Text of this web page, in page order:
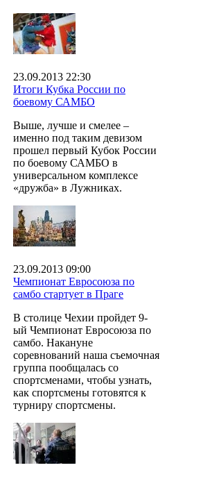
23.09.2013 22:30
Итоги Кубка России по
боевому САМБО
Выше, лучше и смелее –
именно под таким девизом
прошел первый Кубок России
по боевому САМБО в
универсальном комплексе
«дружба» в Лужниках.
23.09.2013 09:00
Чемпионат Евросоюза по
самбо стартует в Праге
В столице Чехии пройдет 9-
ый Чемпионат Евросоюза по
самбо. Накануне
соревнований наша съемочная
группа пообщалась со
спортсменами, чтобы узнать,
как спортсмены готовятся к
турниру спортсмены.